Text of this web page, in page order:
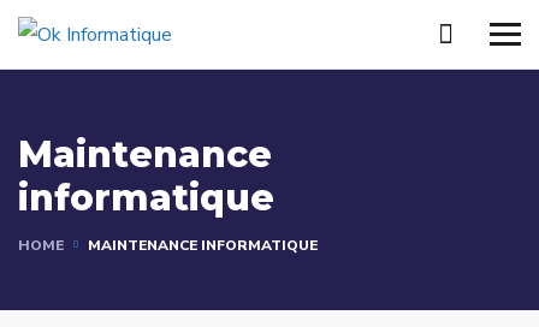
Maintenance
informatique
HOME MAINTENANCE INFORMATIQUE